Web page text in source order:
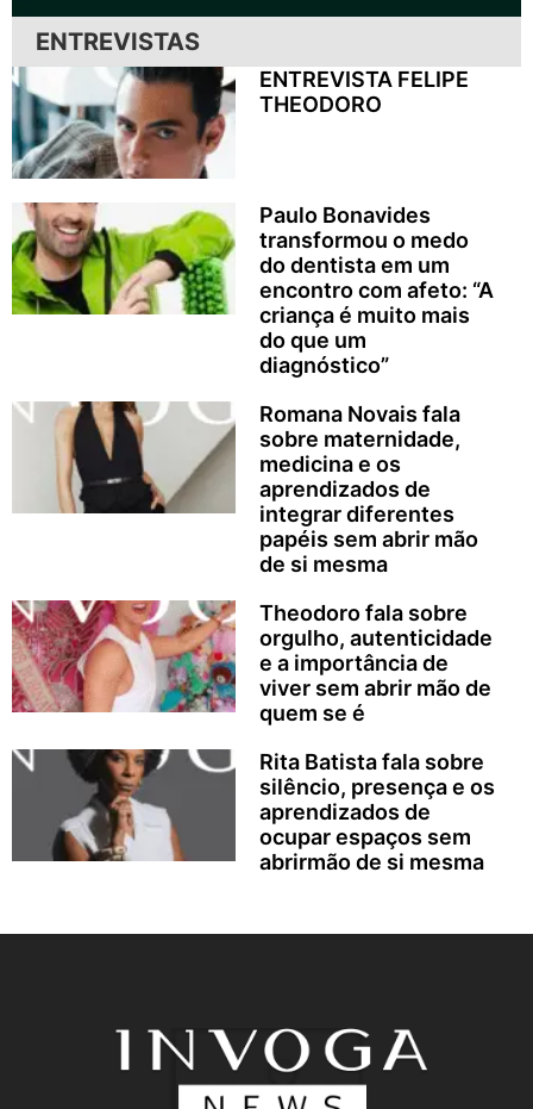
ENTREVISTAS
ENTREVISTA FELIPE
THEODORO
Paulo Bonavides
transformou o medo
do dentista em um
encontro com afeto: “A
criança é muito mais
do que um
diagnóstico”
Romana Novais fala
sobre maternidade,
medicina e os
aprendizados de
integrar diferentes
papéis sem abrir mão
de si mesma
Theodoro fala sobre
orgulho, autenticidade
e a importância de
viver sem abrir mão de
quem se é
Rita Batista fala sobre
silêncio, presença e os
aprendizados de
ocupar espaços sem
abrirmão de si mesma